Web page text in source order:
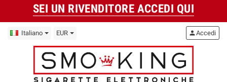
SEI UN RIVENDITORE ACCEDI QUI
Italiano EUR personAccedi